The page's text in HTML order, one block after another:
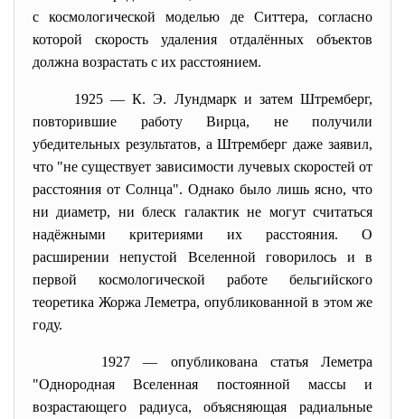
с космологической моделью де Ситтера, согласно
которой скорость удаления отдалённых объектов
должна возрастать с их расстоянием.
1925 — К. Э. Лундмарк и затем Штремберг,
повторившие работу Вирца, не получили
убедительных результатов, а Штремберг даже заявил,
что "не существует зависимости лучевых скоростей от
расстояния от Солнца". Однако было лишь ясно, что
ни диаметр, ни блеск галактик не могут считаться
надёжными критериями их расстояния. О
расширении непустой Вселенной говорилось и в
первой космологической работе бельгийского
теоретика Жоржа Леметра, опубликованной в этом же
году.
1927 — опубликована статья Леметра
"Однородная Вселенная постоянной массы и
возрастающего радиуса, объясняющая радиальные